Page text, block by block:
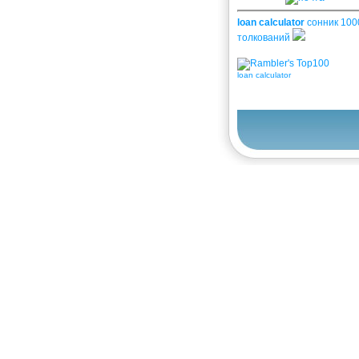
loan calculator сонник
толкований
loan calculator